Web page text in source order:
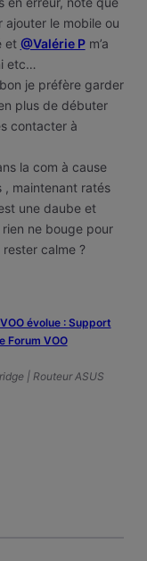
le mobile ou
et @Valérie Pm’a
etc…
je préfère garder
plus de débuter
contacter à
la com à cause
, maintenant ratés
une daube et
ne bouge pour
calme ?
évolue : Support
Forum VOO
| Routeur ASUS